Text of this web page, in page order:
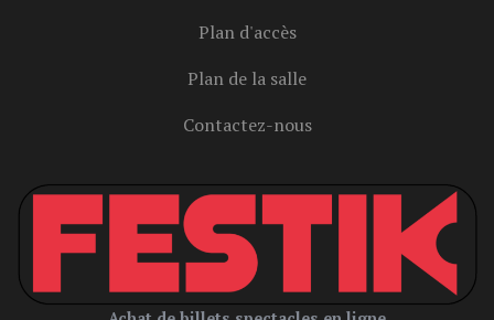
Plan d'accès
Plan de la salle
Contactez-nous